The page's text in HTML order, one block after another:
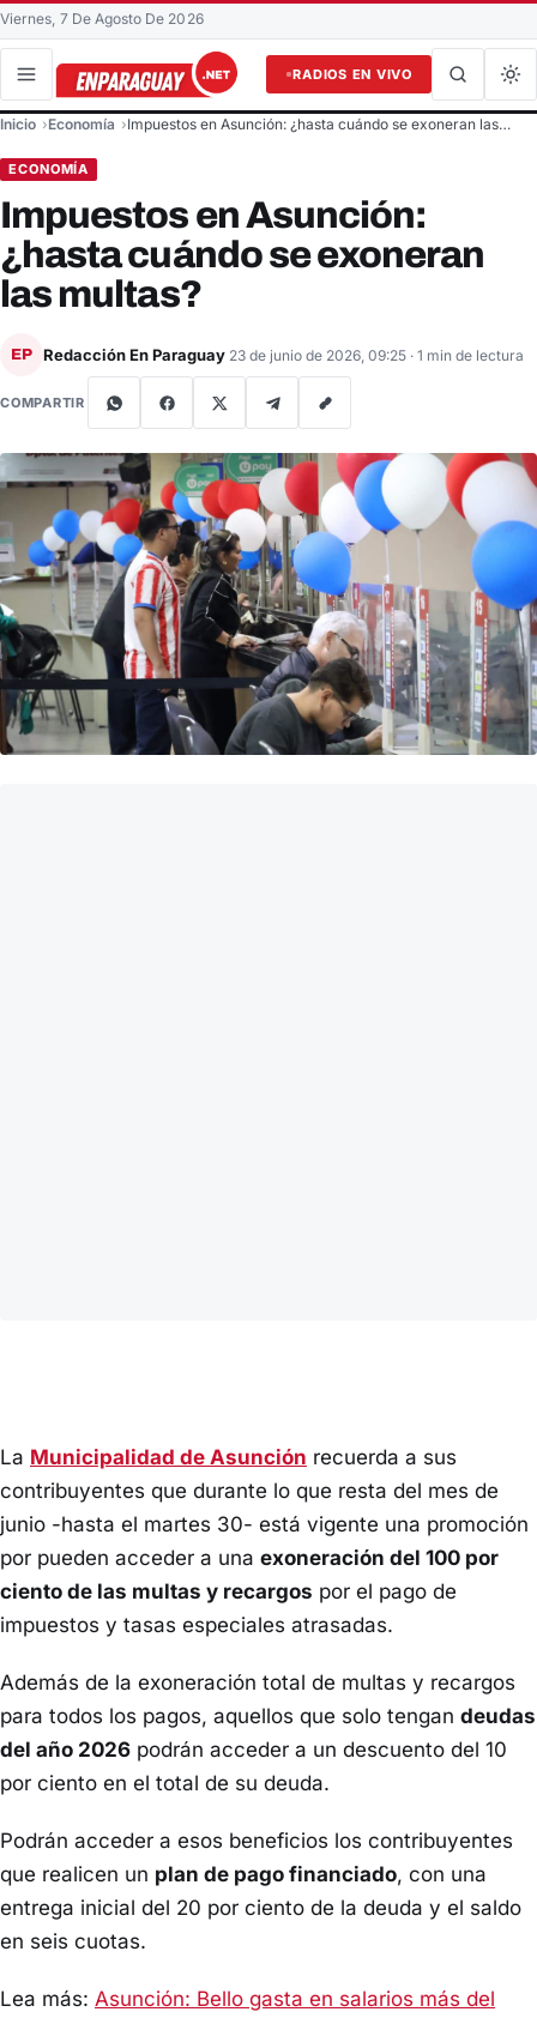
Viernes, 7 De Agosto De 2026
RADIOS EN VIVO
Buscar en el sitio
Inicio Economía Impuestos en Asunción: ¿hasta cuándo se exoneran las…
ECONOMÍA
Impuestos en Asunción:
¿hasta cuándo se exoneran
las multas?
EP Redacción En Paraguay 23 de junio de 2026, 09:25 · 1 min de lectura
COMPARTIR
La Municipalidad de Asunción recuerda a sus
contribuyentes que durante lo que resta del mes de
junio -hasta el martes 30- está vigente una promoción
por pueden acceder a una exoneración del 100 por
ciento de las multas y recargos por el pago de
impuestos y tasas especiales atrasadas.
Además de la exoneración total de multas y recargos
para todos los pagos, aquellos que solo tengan deudas
del año 2026 podrán acceder a un descuento del 10
por ciento en el total de su deuda.
Podrán acceder a esos beneficios los contribuyentes
que realicen un plan de pago financiado, con una
entrega inicial del 20 por ciento de la deuda y el saldo
en seis cuotas.
Lea más: Asunción: Bello gasta en salarios más del